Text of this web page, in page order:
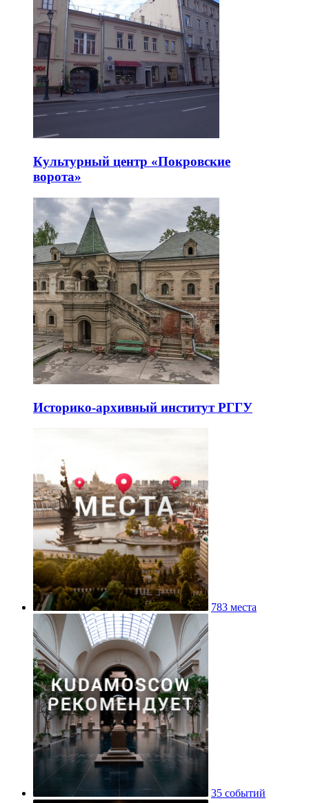
Культурный центр «Покровские
ворота»
Историко-архивный институт РГГУ
783 места
35 событий